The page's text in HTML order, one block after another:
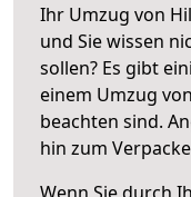
Ihr Umzug von
und Sie wissen
sollen? Es gibt
einem Umzug
beachten sind.
hin zum